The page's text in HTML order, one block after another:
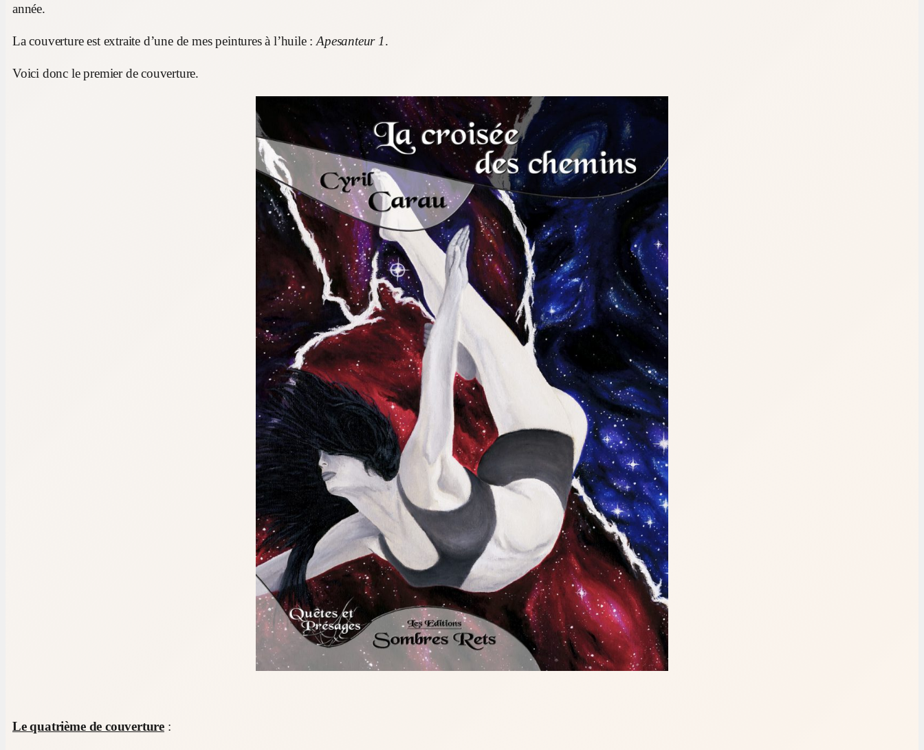
année.
La couverture est extraite d’une de mes peintures à l’huile :Apesanteur 1.
Voici donc le premier de couverture.
Le quatrième de couverture :